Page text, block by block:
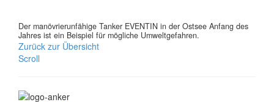
Der manövrierunfähige Tanker EVENTIN in der Ostsee Anfang des
Jahres ist ein Beispiel für mögliche Umweltgefahren.
Zurück zur Übersicht
Scroll